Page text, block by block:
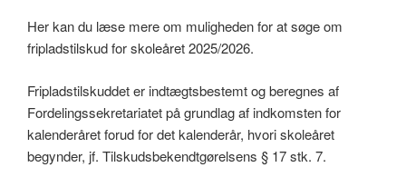
Her kan du læse mere om muligheden for at søge om
fripladstilskud for skoleåret 2025/2026.
Fripladstilskuddet er indtægtsbestemt og beregnes af
Fordelingssekretariatet på grundlag af indkomsten for
kalenderåret forud for det kalenderår, hvori skoleåret
begynder, jf. Tilskudsbekendtgørelsens § 17 stk. 7.